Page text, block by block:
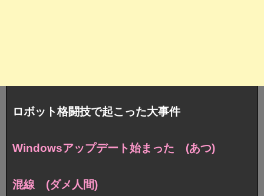
ロボット格闘技で起こった大事件
Windowsアップデート始まった (あつ)
混線 (ダメ人間)